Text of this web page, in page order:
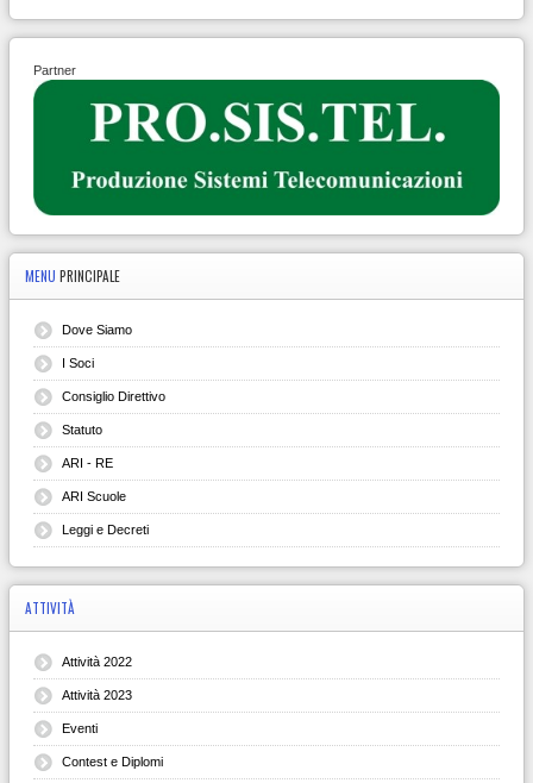
Partner
MENU PRINCIPALE
Dove Siamo
I Soci
Consiglio Direttivo
Statuto
ARI - RE
ARI Scuole
Leggi e Decreti
ATTIVITÀ
Attività 2022
Attività 2023
Eventi
Contest e Diplomi